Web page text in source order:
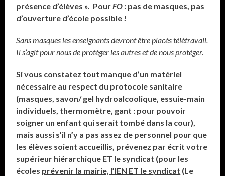
présence d’élèves ». Pour FO : pas de masques, pas
d’ouverture d’école possible !
Sans masques les enseignants devront être placés télétravail.
Il s’agit pour nous de protéger les autres et de nous protéger.
Si vous constatez tout manque d’un matériel
nécessaire au respect du protocole sanitaire
(masques, savon/ gel hydroalcoolique, essuie-main
individuels, thermomètre, gant : pour pouvoir
soigner un enfant qui serait tombé dans la cour),
mais aussi s’il n’y a pas assez de personnel pour que
les élèves soient accueillis, prévenez par écrit votre
supérieur hiérarchique ET le syndicat (pour les
écoles prévenir la mairie, l’IEN ET le syndicat (Le